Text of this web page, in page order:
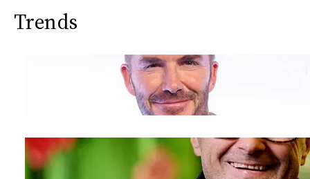
Trends